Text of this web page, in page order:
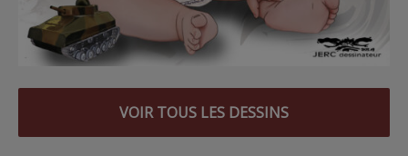
VOIR TOUS LES DESSINS